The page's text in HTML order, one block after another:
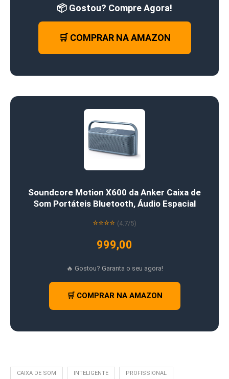
📦 Gostou? Compre Agora!
🛒 COMPRAR NA AMAZON
Soundcore Motion X600 da Anker Caixa de
Som Portáteis Bluetooth, Áudio Espacial
⭐⭐⭐⭐ (4.7/5)
999,00
🔥 Gostou? Garanta o seu agora!
🛒 COMPRAR NA AMAZON
CAIXA DE SOM INTELIGENTE PROFISSIONAL